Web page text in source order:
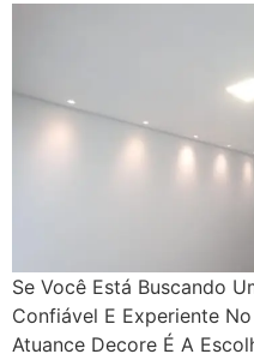
Se Você Está Buscando
Confiável E Experiente
Atuance Decore É A